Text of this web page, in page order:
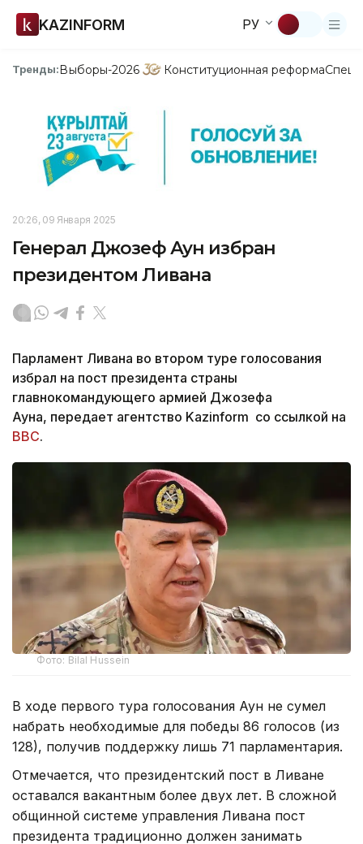
KAZINFORM РУ
Тренды:Выборы-2026 Конституционная реформа
20:26, 09 Января 2025
Генерал Джозеф Аун избран
президентом Ливана
Парламент Ливана во втором туре голосования
избрал на пост президента страны
главнокомандующего армией Джозефа
Ауна, передает агентство Kazinform со ссылкой на
ВВС.
Фото: Bilal Hussein
В ходе первого тура голосования Аун не сумел
набрать необходимые для победы 86 голосов (из
128), получив поддержку лишь 71 парламентария.
Отмечается, что президентский пост в Ливане
оставался вакантным более двух лет. В сложной
общинной системе управления Ливана пост
президента традиционно должен занимать